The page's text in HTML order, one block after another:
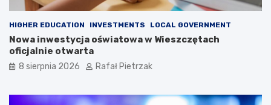
HIGHER EDUCATION INVESTMENTS LOCAL GOVERNMENT
Nowa inwestycja oświatowa w Wieszczętach
oficjalnie otwarta
8 sierpnia 2026 Rafał Pietrzak